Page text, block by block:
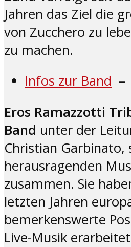
Jahren das Ziel die
von Zucchero zu
zu machen.
Infos zur Band –
Eros Ramazzotti
Band unter der
Christian Garbinato,
herausragenden
zusammen. Sie
letzten Jahren
bemerkenswerte
Live-Musik